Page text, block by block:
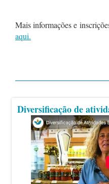
Mais informações e
aqui.
Diversificação de